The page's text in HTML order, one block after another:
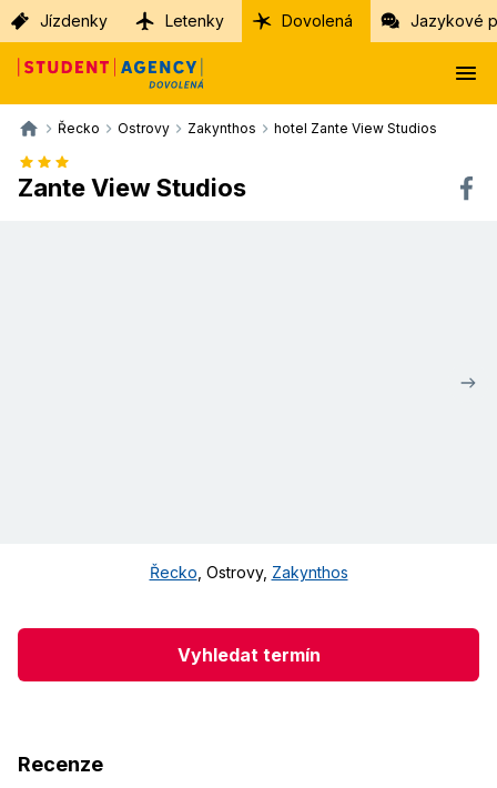
Jízdenky Letenky Dovolená Jazykové
Řecko Ostrovy Zakynthos hotel Zante View Studios
Zante View Studios
Řecko Ostrovy, Zakynthos
Vyhledat termín
Recenze